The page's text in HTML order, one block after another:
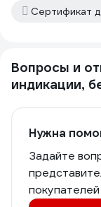
Сертификат
Вопросы и
индикации,
Нужна
Задайте
покупателей